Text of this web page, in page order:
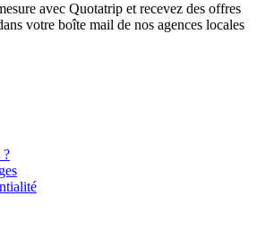
avec Quotatrip et recevez des offres
votre boîte mail de nos agences locales
?